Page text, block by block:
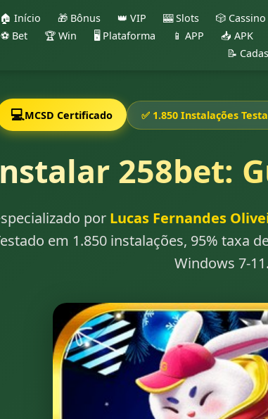
🏠 Início 🎁 Bônus 👑 VIP 🎰 Slots 🎲 Cassino
⚽ Bet
🏆 Win 🖥️ Plataforma 📱 APP 📥 APK
📝
💻MCSD Certificado ✅ 1.850 Instalações
258bet:
por Lucas Fernandes
em 1.850 instalações, 95% taxa
Windows 7-11.